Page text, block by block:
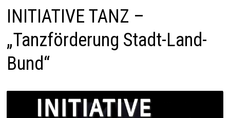
INITIATIVE TANZ –
„Tanzförderung Stadt-Land-
Bund“